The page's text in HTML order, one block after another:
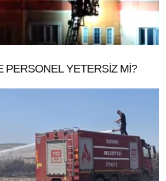
PERSONEL YETERSİZ Mİ?